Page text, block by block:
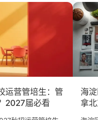
运营管培生：管
2027届必看
海
拿